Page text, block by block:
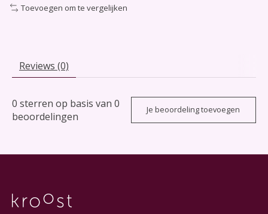
Toevoegen om te vergelijken
Reviews (0)
0 sterren op basis van 0
beoordelingen
Je beoordeling toevoegen